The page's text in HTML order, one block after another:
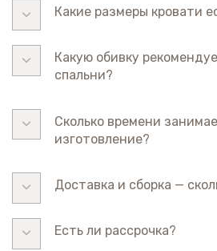
Какие размеры кровати
Какую обивку
спальни?
Сколько времени
изготовление?
Доставка и сборка —
Есть ли рассрочка?